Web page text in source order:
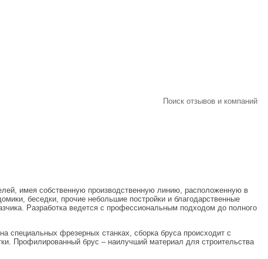
Поиск отзывов и компаний
имея собственную производственную линию, расположенную в
беседки, прочие небольшие постройки и благодарственные
Разработка ведется с профессиональным подходом до полного
специальных фрезерных станках, сборка бруса происходит с
Профилированный брус – наилучший материал для строительства